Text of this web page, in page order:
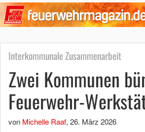
Interkommunale Zusammenarbeit
Zwei Kommunen
Feuerwehr-
von Michelle Raaf, 26. März 2026